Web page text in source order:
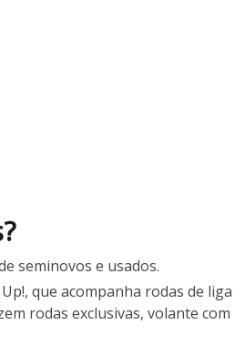
seminovos e usados.
que acompanha rodas de liga
rodas exclusivas, volante com